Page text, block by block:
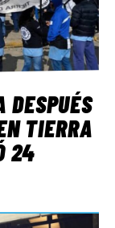
DESPUÉS
TIERRA
24